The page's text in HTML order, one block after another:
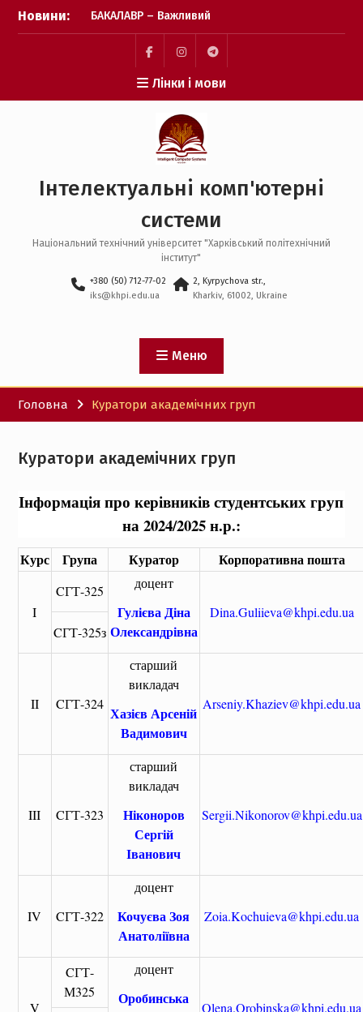
Перейти
Новини:
БАКАЛАВР – Важливий
крок зроблено! Бажаємо
успіху кожному вступнику
Фінішна пряма подачі
заявок: перевіряємо, чи
все готово 📑✨
Пауза на каву: що
відбувається після
заявок? ☕️✨
Пункт
меню
Пункт
меню
Пункт
меню
Лінки і мови
Інтелектуальні комп'ютерні
системи
Національний технічний університет "Харківський політехнічний
інститут"
+380 (50) 712-77-02
iks@khpi.edu.ua
2, Kyrpychova str.,
Kharkiv, 61002, Ukraine
Меню
Головна Куратори академічних груп
Куратори академічних груп
Інформація про керівників студентських груп
на 2024/2025 н.р.:
Курс Група Куратор Корпоративна пошта
I
CГТ-325 доцент
Гулієва Діна
Олександрівна
Dina.Guliieva@khpi.edu.ua
CГТ-325з
II CГТ-324
старший
викладач
Хазієв Арсеній
Вадимович
Arseniy.Khaziev@khpi.edu.ua
III CГТ-323
старший
викладач
Ніконоров
Сергій
Іванович
Sergii.Nikonorov@khpi.edu.ua
IV CГТ-322
доцент
Кочуєва Зоя
Анатоліївна
Zoia.Kochuieva@khpi.edu.ua
V
CГТ-
М325
доцент
Оробинська
Olena.Orobinska@khpi.edu.ua